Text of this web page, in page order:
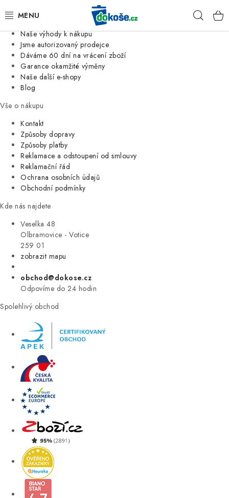
Jsme tradiční česká firma
Naše výhody k nákupu
Jsme autorizovaný prodejce
Dáváme 60 dní na vrácení zboží
Garance okamžité výměny
Naše další e-shopy
Blog
Vše o nákupu
Kontakt
Způsoby dopravy
Způsoby platby
Reklamace a odstoupení od smlouvy
Reklamační řád
Ochrana osobních údajů
Obchodní podmínky
Kde nás najdete
Veselka 48
Olbramovice - Votice
259 01
zobrazit mapu
obchod@dokose.cz
Odpovíme do 24 hodin
Spolehlivý obchod
KOŠE
SÁČKY
KUCHYNĚ
ORGANIZACE
DOMÁCNOST
ÚKLID
VÝPRODEJ
ZNAČKY
Úvod Kontakt Blog
Moje objednávka